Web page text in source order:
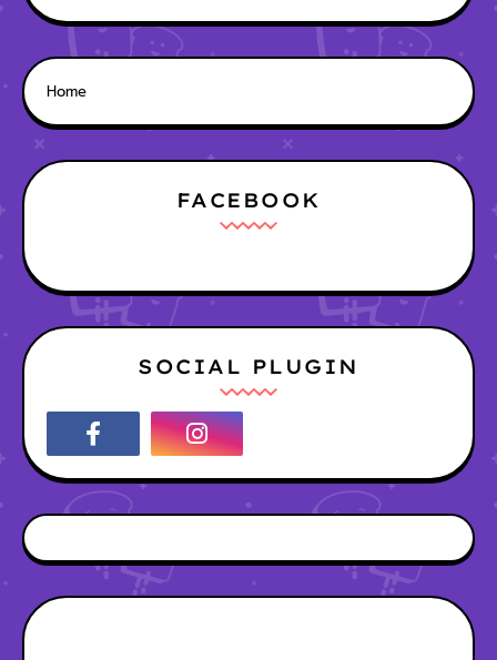
Home
FACEBOOK
SOCIAL PLUGIN